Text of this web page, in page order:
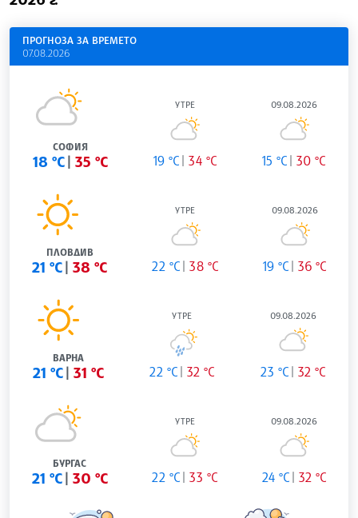
ПРОГНОЗА ЗА ВРЕМЕТО
07.08.2026
СОФИЯ
18 °C 35 °C
УТРЕ
19 °C 34 °C
09.08.2026
15 °C 30 °C
ПЛОВДИВ
21 °C 38 °C
УТРЕ
22 °C 38 °C
09.08.2026
19 °C 36 °C
ВАРНА
21 °C 31 °C
УТРЕ
22 °C 32 °C
09.08.2026
23 °C 32 °C
БУРГАС
21 °C 30 °C
УТРЕ
22 °C 33 °C
09.08.2026
24 °C 32 °C